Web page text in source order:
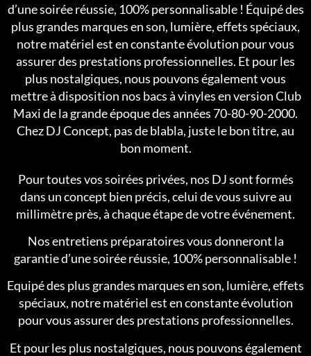
d’une soirée réussie, 100% personnalisable ! Équipé des
plus grandes marques en son, lumière, effets spéciaux,
notre matériel est en constante évolution pour vous
assurer des prestations professionnelles. Et pour les
plus nostalgiques, nous pouvons également vous
mettre à disposition nos bacs à vinyles en version Club
Maxi de la grande époque des années 70-80-90-2000.
Chez DJ Concept, pas de blabla, juste le bon titre, au
bon moment.
Pour toutes vos soirées privées, nos DJ sont formés
dans un concept bien précis, celui de vous suivre au
millimètre près, à chaque étape de votre événement.
Nos entretiens préparatoires vous donneront la
garantie d’une soirée réussie, 100% personnalisable !
Equipé des plus grandes marques en son, lumière, effets
spéciaux, notre matériel est en constante évolution
pour vous assurer des prestations professionnelles.
Et pour les plus nostalgiques, nous pouvons également